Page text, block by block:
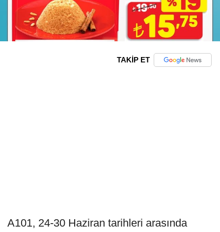
TAKİP ET
A101, 24-30 Haziran tarihleri arasında